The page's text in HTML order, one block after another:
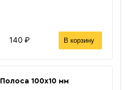
140 ₽ В корзину
Полоса 100х10 мм